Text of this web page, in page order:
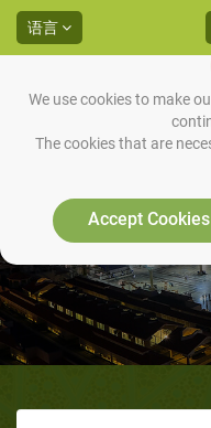
We use cookies to make
The cookies that are
Accept Cookies
语言
现代历史方
比较（